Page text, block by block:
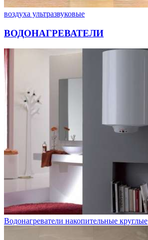
воздуха ультразвуковые
ВОДОНАГРЕВАТЕЛИ
Водонагреватели накопительные круглые